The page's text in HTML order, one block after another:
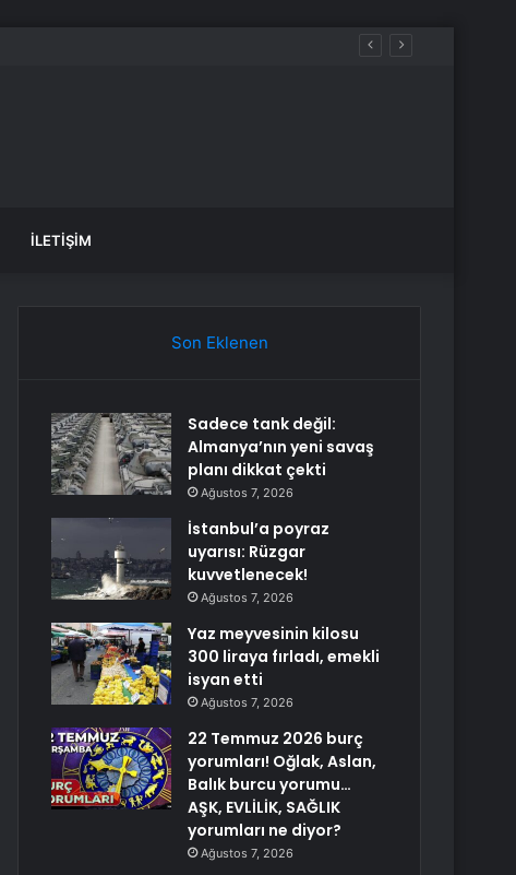
İLETIŞIM
Son Eklenen
Sadece tank değil:
Almanya’nın yeni savaş
planı dikkat çekti
Ağustos 7, 2026
İstanbul’a poyraz
uyarısı: Rüzgar
kuvvetlenecek!
Ağustos 7, 2026
Yaz meyvesinin kilosu
300 liraya fırladı, emekli
isyan etti
Ağustos 7, 2026
22 Temmuz 2026 burç
yorumları! Oğlak, Aslan,
Balık burcu yorumu…
AŞK, EVLİLİK, SAĞLIK
yorumları ne diyor?
Ağustos 7, 2026